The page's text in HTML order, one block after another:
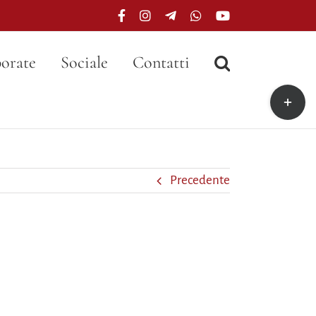
FacebookInstagramTelegramWhatsAppYouTube
Sociale Contatti
Precedente
Toggle
area
barra